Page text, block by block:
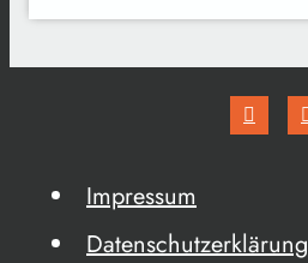
Impressum
Datenschutzerklärung